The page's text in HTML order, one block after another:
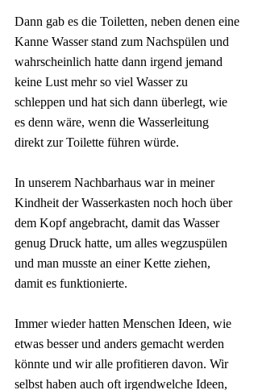
Dann gab es die Toiletten, neben denen eine
Kanne Wasser stand zum Nachspülen und
wahrscheinlich hatte dann irgend jemand
keine Lust mehr so viel Wasser zu
schleppen und hat sich dann überlegt, wie
es denn wäre, wenn die Wasserleitung
direkt zur Toilette führen würde.
In unserem Nachbarhaus war in meiner
Kindheit der Wasserkasten noch hoch über
dem Kopf angebracht, damit das Wasser
genug Druck hatte, um alles wegzuspülen
und man musste an einer Kette ziehen,
damit es funktionierte.
Immer wieder hatten Menschen Ideen, wie
etwas besser und anders gemacht werden
könnte und wir alle profitieren davon. Wir
selbst haben auch oft irgendwelche Ideen,